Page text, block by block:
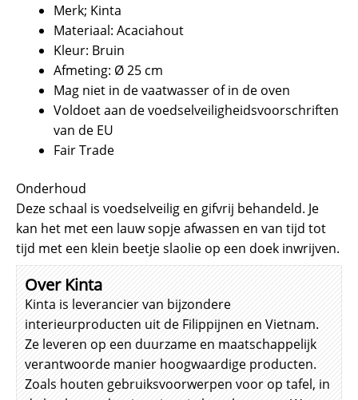
Merk; Kinta
Materiaal: Acaciahout
Kleur: Bruin
Afmeting: Ø 25 cm
Mag niet in de vaatwasser of in de oven
Voldoet aan de voedselveiligheidsvoorschriften
van de EU
Fair Trade
Onderhoud
Deze schaal is voedselveilig en gifvrij behandeld. Je
kan het met een lauw sopje afwassen en van tijd tot
tijd met een klein beetje slaolie op een doek inwrijven.
Over Kinta
Kinta is leverancier van bijzondere
interieurproducten uit de Filippijnen en Vietnam.
Ze leveren op een duurzame en maatschappelijk
verantwoorde manier hoogwaardige producten.
Zoals houten gebruiksvoorwerpen voor op tafel, in